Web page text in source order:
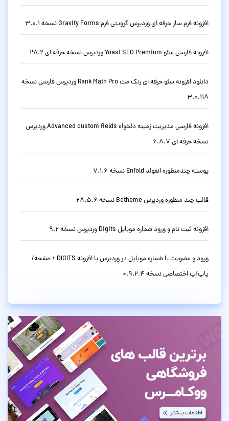
افزونه فرم ساز حرفه ای وردپرس گرویتی فرم Gravity Forms نسخه 3.0.1
افزونه فارسی سئو Yoast SEO Premium وردپرس نسخه حرفه ای 28.2
دانلود افزونه سئو حرفه ای رنک مث Rank Math Pro وردپرس فارسی نسخه
3.0.118
افزونه فارسی مدیریت زمینه دلخواه Advanced custom fields وردپرس
نسخه حرفه ای 6.8.7
پوسته چندمنظوره انفولد Enfold نسخه 7.1.6
قالب چند منظوره وردپرس Betheme نسخه 28.5.6
افزونه ثبت نام و ورود شماره موبایل Digits وردپرس نسخه 9.2
ورود و عضویت با شماره موبایل در وردپرس با افزونه DIGITS + صفحه/
پاپ‌آپ اختصاصی نسخه 0.9.2.4